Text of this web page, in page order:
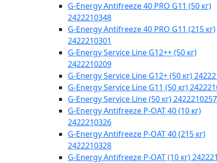
G-Energy Antifreeze 40 PRO G11 (50 кг)
2422210348
G-Energy Antifreeze 40 PRO G11 (215 кг)
2422210301
G-Energy Service Line G12++ (50 кг)
2422210209
G-Energy Service Line G12+ (50 кг)
G-Energy Service Line G11 (50 кг)
G-Energy Service Line (50 кг) 2422210257
G-Energy Antifreeze P-OAT 40 (10 кг)
2422210326
G-Energy Antifreeze P-OAT 40 (215 кг)
2422210328
G-Energy Antifreeze P-OAT (10 кг)